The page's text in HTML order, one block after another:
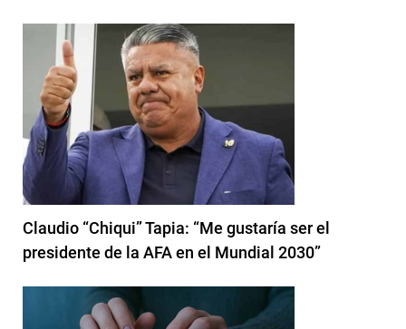
Claudio “Chiqui” Tapia: “Me gustaría ser el
presidente de la AFA en el Mundial 2030”